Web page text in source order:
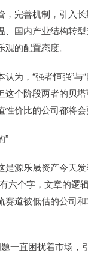
，完善机制，引入
、国内产业结构转
的配置态度。
为，“强者恒强”与
这个阶段两者的贝
价比的公司都将会
”
是源乐晟资产今天
六个字，文章的逻
道被低估的公司和
一直困扰着市场，